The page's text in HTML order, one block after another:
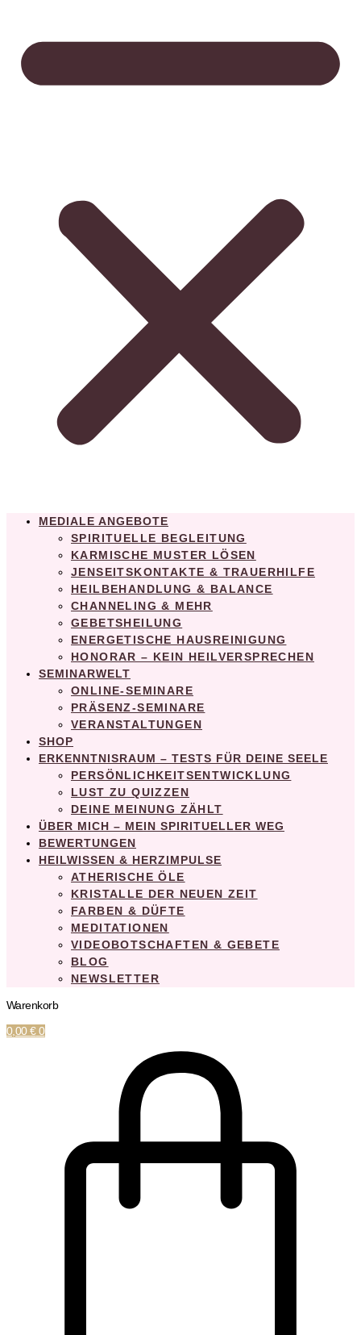
MEDIALE ANGEBOTE
SPIRITUELLE BEGLEITUNG
KARMISCHE MUSTER LÖSEN
JENSEITSKONTAKTE & TRAUERHILFE
HEILBEHANDLUNG & BALANCE
CHANNELING & MEHR
GEBETSHEILUNG
ENERGETISCHE HAUSREINIGUNG
HONORAR – KEIN HEILVERSPRECHEN
SEMINARWELT
ONLINE-SEMINARE
PRÄSENZ-SEMINARE
VERANSTALTUNGEN
SHOP
ERKENNTNISRAUM – TESTS FÜR DEINE SEELE
PERSÖNLICHKEITSENTWICKLUNG
LUST ZU QUIZZEN
DEINE MEINUNG ZÄHLT
ÜBER MICH – MEIN SPIRITUELLER WEG
BEWERTUNGEN
HEILWISSEN & HERZIMPULSE
ATHERISCHE ÖLE
KRISTALLE DER NEUEN ZEIT
FARBEN & DÜFTE
MEDITATIONEN
VIDEOBOTSCHAFTEN & GEBETE
BLOG
NEWSLETTER
Warenkorb
0,00€ 0